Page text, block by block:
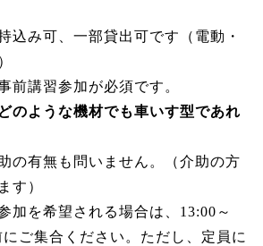
込み可、一部貸出可です（電動・
前講習参加が必須です。
どのような機材でも車いす型であれ
の有無も問いません。（介助の方
す）
加を希望される場合は、13:00～
ご集合ください。ただし、定員に